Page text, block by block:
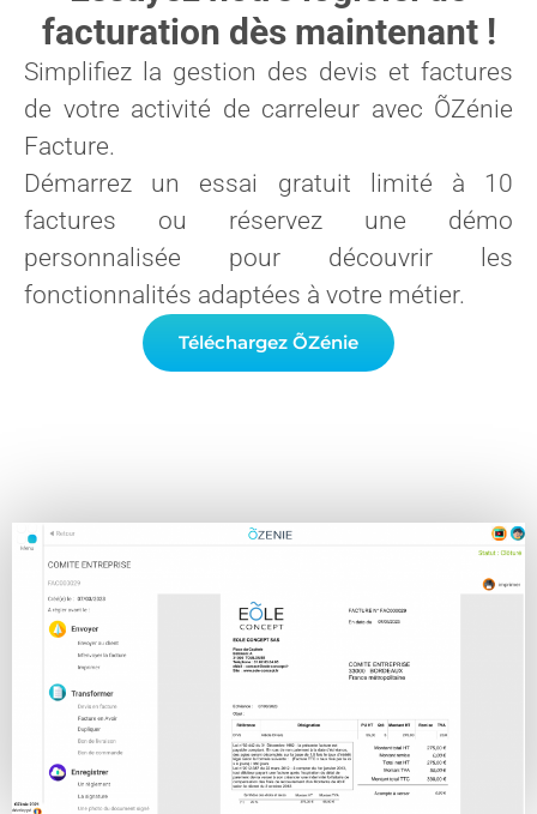
facturation dès maintenant !
Simplifiez la gestion des devis et factures
de votre activité de carreleur avec ÕZénie
Facture.
Démarrez un essai gratuit limité à 10
factures ou réservez une démo
personnalisée pour découvrir les
fonctionnalités adaptées à votre métier.
Téléchargez ÕZénie